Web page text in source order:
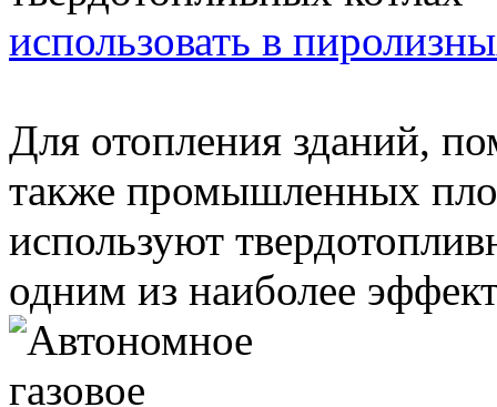
использовать в
Для отопления зданий,
также промышленных
используют
одним из наиболее